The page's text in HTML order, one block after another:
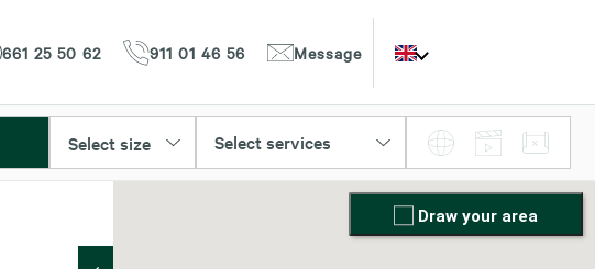
661 25 50 62 911 01 46 56 Message
Select size Select services
Draw your area